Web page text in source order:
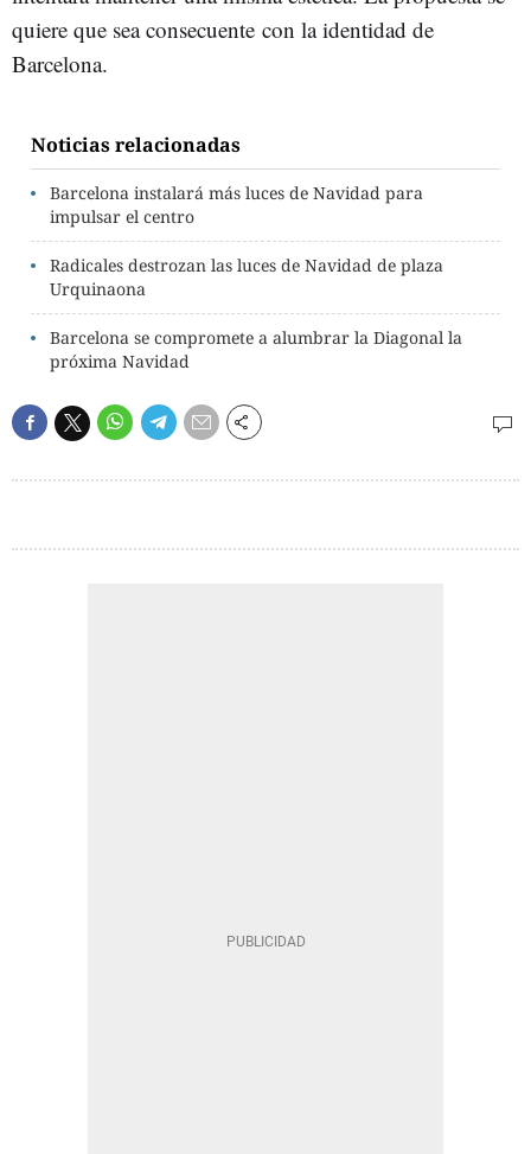
quiere que sea consecuente con la identidad de
Barcelona.
Noticias relacionadas
Barcelona instalará más luces de Navidad para
impulsar el centro
Radicales destrozan las luces de Navidad de plaza
Urquinaona
Barcelona se compromete a alumbrar la Diagonal la
próxima Navidad